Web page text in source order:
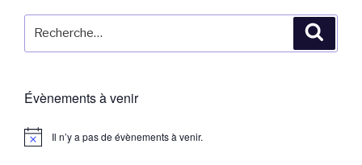
Évènements à venir
Il n’y a pas de évènements à venir.